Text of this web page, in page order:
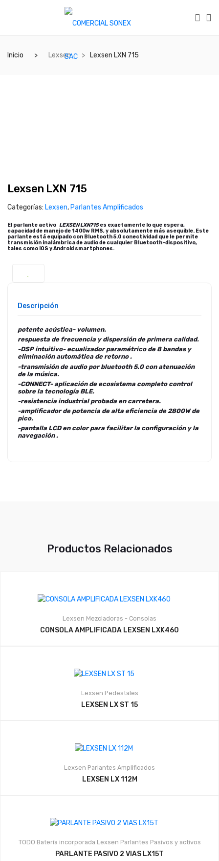
Inicio Lexsen Lexsen LXN 715
Lexsen LXN 715
Categorías: Lexsen, Parlantes Amplificados
El parlante activo LEXSEN LXN715es exactamente lo que espera,
capacidad de manejo de 1400w RMS, y absolutamente más asequible. Este
parlante está equipado con Bluetooth 5.0 conectividad que le permite
transmisión inalámbrica de audio de cualquier Bluetooth-dispositivo,
tales como iOS y Android smartphones.
Descripción
potente acústica- volumen.
respuesta de frecuencia y dispersión de primera calidad.
-DSP intuitivo- ecualizador paramétrico de 8 bandas y
eliminación automática de retorno .
-transmisión de audio por bluetooth 5.0 con atenuación
de la música.
-CONNECT- aplicación de ecosistema completo control
sobre la tecnología BLE.
-resistencia industrial probada en carretera.
-amplificador de potencia de alta eficiencia de 2800W de
pico.
-pantalla LCD en color para facilitar la configuración y la
navegación .
Productos Relacionados
Lexsen Mezcladoras - Consolas
CONSOLA AMPLIFICADA LEXSEN LXK460
Lexsen Pedestales
LEXSEN LX ST 15
Lexsen Parlantes Amplificados
LEXSEN LX 112M
TODO Batería incorporada Lexsen Parlantes Pasivos y activos
PARLANTE PASIVO 2 VIAS LX15T